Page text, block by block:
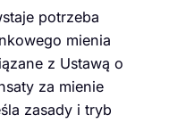
potrzeba
mienia
z Ustawą o
za mienie
zasady i tryb